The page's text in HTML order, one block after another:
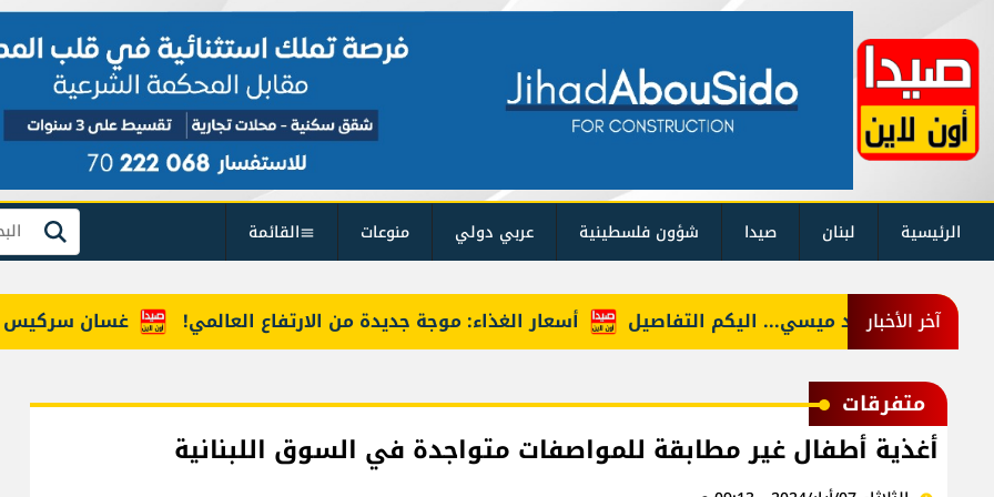
الرئيسية لبنان صيدا شؤون فلسطينية عربي دولي منوعات القائمة بحث
آخر الأخبار غسان سركيس يرعى أسعار الغذاء: موجة جديدة من الارتفاع العالمي! وفاة والد ميسي... اليكم التفاصيل
متفرقات
أغذية أطفال غير مطابقة للمواصفات متواجدة في السوق اللبنانية